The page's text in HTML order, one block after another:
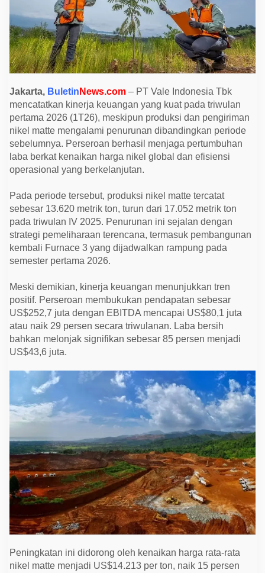
V
a
l
C
a
t
a
K
i
n
e
r
j
a
K
e
u
g
a
n
S
o
l
i
d
K
u
a
a
l
I
2
Jakarta, Buletin News.com – PT Vale Indonesia Tbk
mencatatkan kinerja keuangan yang kuat pada triwulan
pertama 2026 (1T26), meskipun produksi dan pengiriman
nikel matte mengalami penurunan dibandingkan periode
sebelumnya. Perseroan berhasil menjaga pertumbuhan
laba berkat kenaikan harga nikel global dan efisiensi
operasional yang berkelanjutan.
Pada periode tersebut, produksi nikel matte tercatat
sebesar 13.620 metrik ton, turun dari 17.052 metrik ton
pada triwulan IV 2025. Penurunan ini sejalan dengan
strategi pemeliharaan terencana, termasuk pembangunan
kembali Furnace 3 yang dijadwalkan rampung pada
semester pertama 2026.
Meski demikian, kinerja keuangan menunjukkan tren
positif. Perseroan membukukan pendapatan sebesar
US$252,7 juta dengan EBITDA mencapai US$80,1 juta
atau naik 29 persen secara triwulanan. Laba bersih
bahkan melonjak signifikan sebesar 85 persen menjadi
US$43,6 juta.
Peningkatan ini didorong oleh kenaikan harga rata-rata
nikel matte menjadi US$14.213 per ton, naik 15 persen